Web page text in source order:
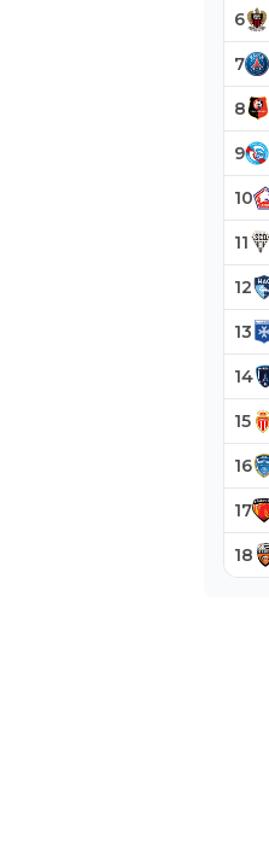
6
7
8
9
10
11
12
13
14
15
16
17
18